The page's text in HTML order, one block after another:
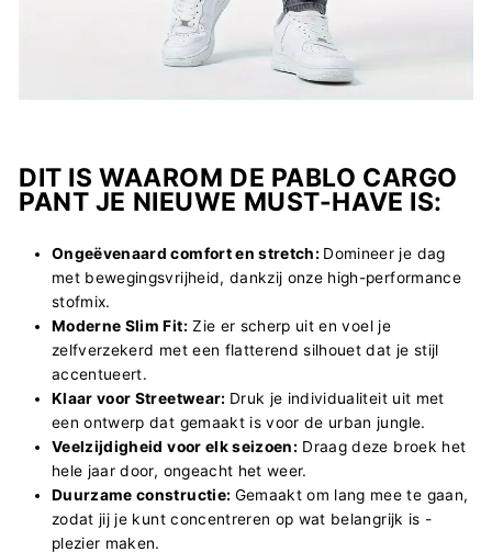
DIT IS WAAROM DE PABLO CARGO
PANT JE NIEUWE MUST-HAVE IS:
Ongeëvenaard comfort en stretch: Domineer je dag
met bewegingsvrijheid, dankzij onze high-performance
stofmix.
Moderne Slim Fit:Zie er scherp uit en voel je
zelfverzekerd met een flatterend silhouet dat je stijl
accentueert.
Klaar voor Streetwear: Druk je individualiteit uit met
een ontwerp dat gemaakt is voor de urban jungle.
Veelzijdigheid voor elk seizoen: Draag deze broek het
hele jaar door, ongeacht het weer.
Duurzame constructie: Gemaakt om lang mee te gaan,
zodat jij je kunt concentreren op wat belangrijk is -
plezier maken.